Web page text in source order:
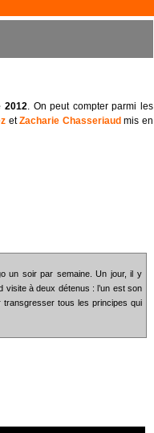
2012. On peut compter parmi les
etZacharie Chasseriaud mis en
un soir par semaine. Un jour, il y
visite à deux détenus : l’un est son
transgresser tous les principes qui